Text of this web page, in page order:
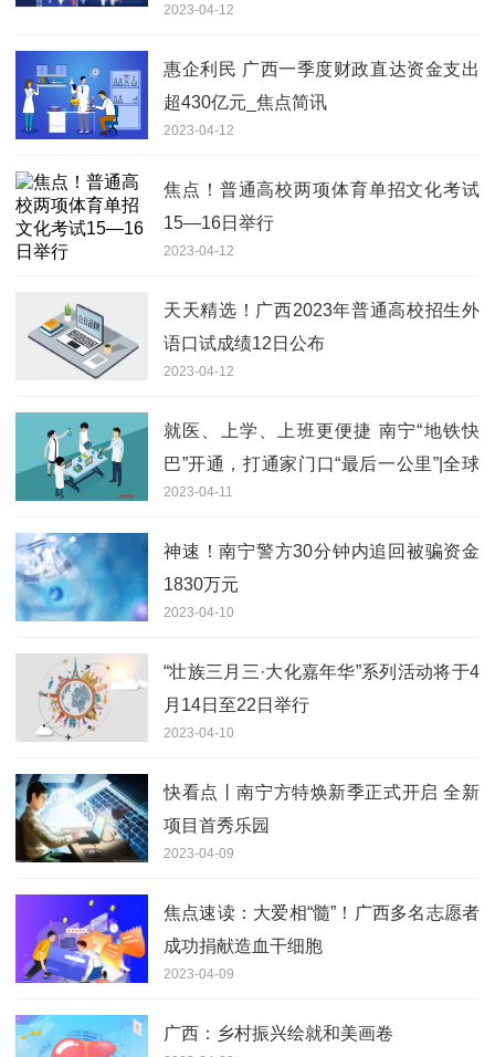
2023-04-12
惠企利民 广西一季度财政直达资金支出
超430亿元_焦点简讯
2023-04-12
焦点！普通高校两项体育单招文化考试
15—16日举行
2023-04-12
天天精选！广西2023年普通高校招生外
语口试成绩12日公布
2023-04-12
就医、上学、上班更便捷 南宁“地铁快
巴”开通，打通家门口“最后一公里”|全球
观焦点
2023-04-11
神速！南宁警方30分钟内追回被骗资金
1830万元
2023-04-10
“壮族三月三·大化嘉年华”系列活动将于4
月14日至22日举行
2023-04-10
快看点丨南宁方特焕新季正式开启 全新
项目首秀乐园
2023-04-09
焦点速读：大爱相“髓”！广西多名志愿者
成功捐献造血干细胞
2023-04-09
广西：乡村振兴绘就和美画卷